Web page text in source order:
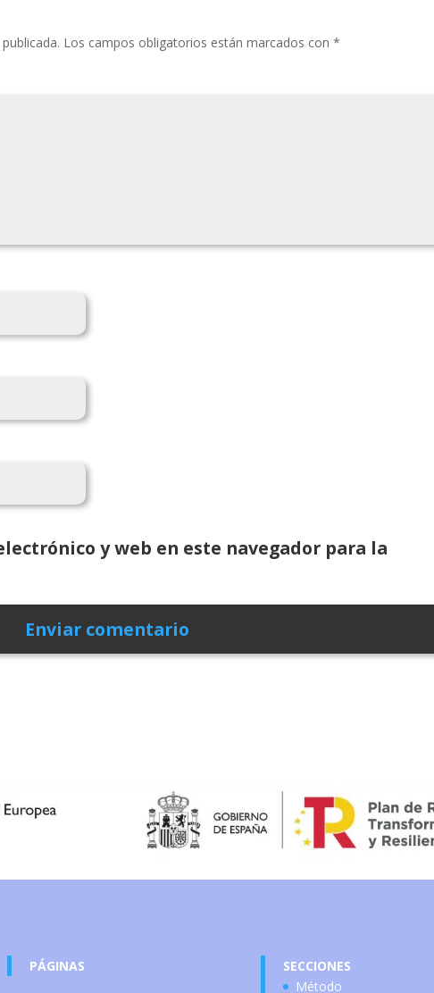
Los campos obligatorios están marcados con*
y web en este navegador para la
PÁGINAS
SECCIONES
Método